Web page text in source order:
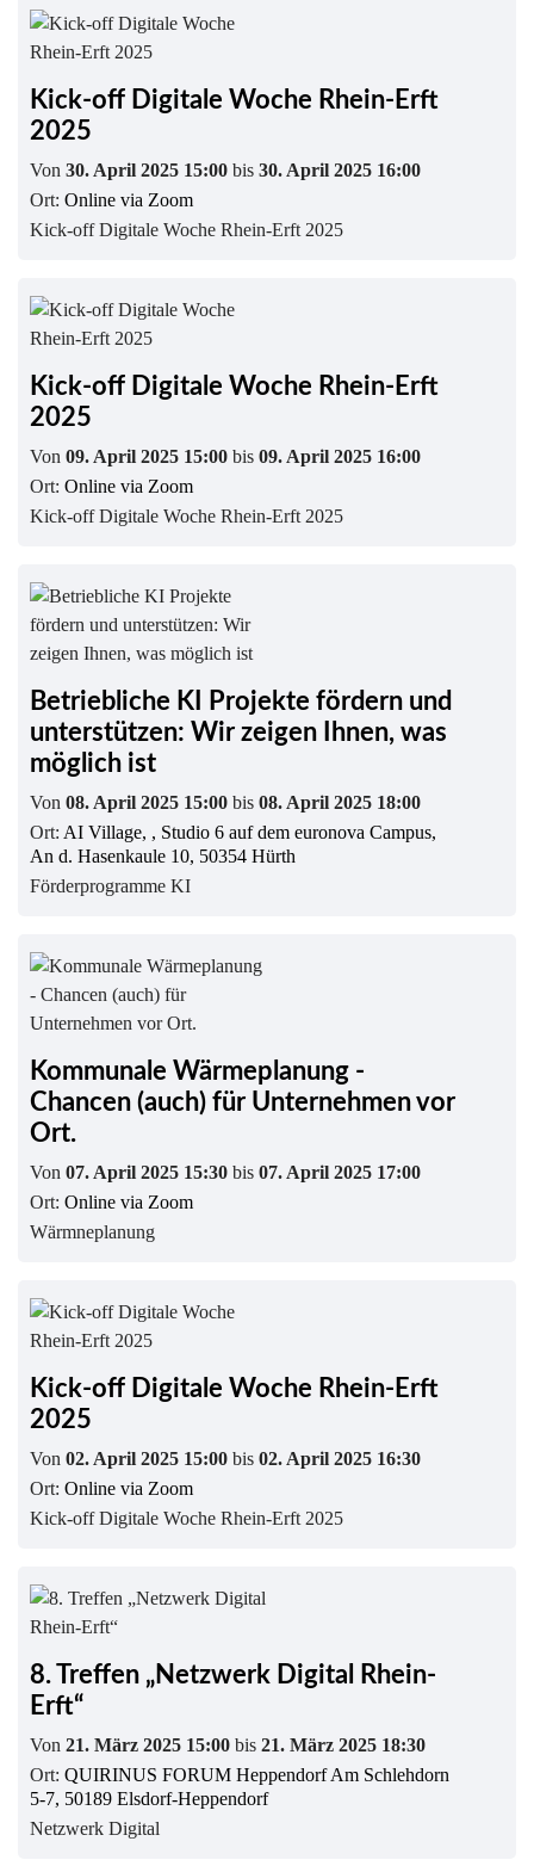
Kick-off Digitale Woche Rhein-Erft
2025
Von 30. April 2025 15:00 bis 30. April 2025 16:00
Ort: Online via Zoom
Kick-off Digitale Woche Rhein-Erft 2025
Kick-off Digitale Woche Rhein-Erft
2025
Von 09. April 2025 15:00 bis 09. April 2025 16:00
Ort: Online via Zoom
Kick-off Digitale Woche Rhein-Erft 2025
Betriebliche KI Projekte fördern und
unterstützen: Wir zeigen Ihnen, was
möglich ist
Von 08. April 2025 15:00 bis 08. April 2025 18:00
Ort: AI Village, , Studio 6 auf dem euronova Campus,
An d. Hasenkaule 10, 50354 Hürth
Förderprogramme KI
Kommunale Wärmeplanung -
Chancen (auch) für Unternehmen vor
Ort.
Von 07. April 2025 15:30 bis 07. April 2025 17:00
Ort: Online via Zoom
Wärmneplanung
Kick-off Digitale Woche Rhein-Erft
2025
Von 02. April 2025 15:00 bis 02. April 2025 16:30
Ort: Online via Zoom
Kick-off Digitale Woche Rhein-Erft 2025
8. Treffen „Netzwerk Digital Rhein-
Erft“
Von 21. März 2025 15:00 bis 21. März 2025 18:30
Ort: QUIRINUS FORUM Heppendorf Am Schlehdorn
5-7, 50189 Elsdorf-Heppendorf
Netzwerk Digital